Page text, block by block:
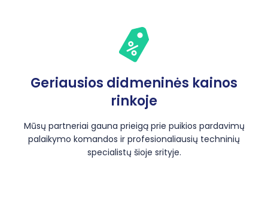
Geriausios didmeninės kainos
rinkoje
Mūsų partneriai gauna prieigą prie puikios pardavimų
palaikymo komandos ir profesionaliausių techninių
specialistų šioje srityje.